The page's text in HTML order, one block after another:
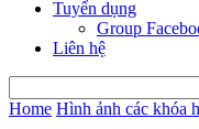
Tuyển dụng
Group
Liên hệ
Home Hình ảnh các khóa